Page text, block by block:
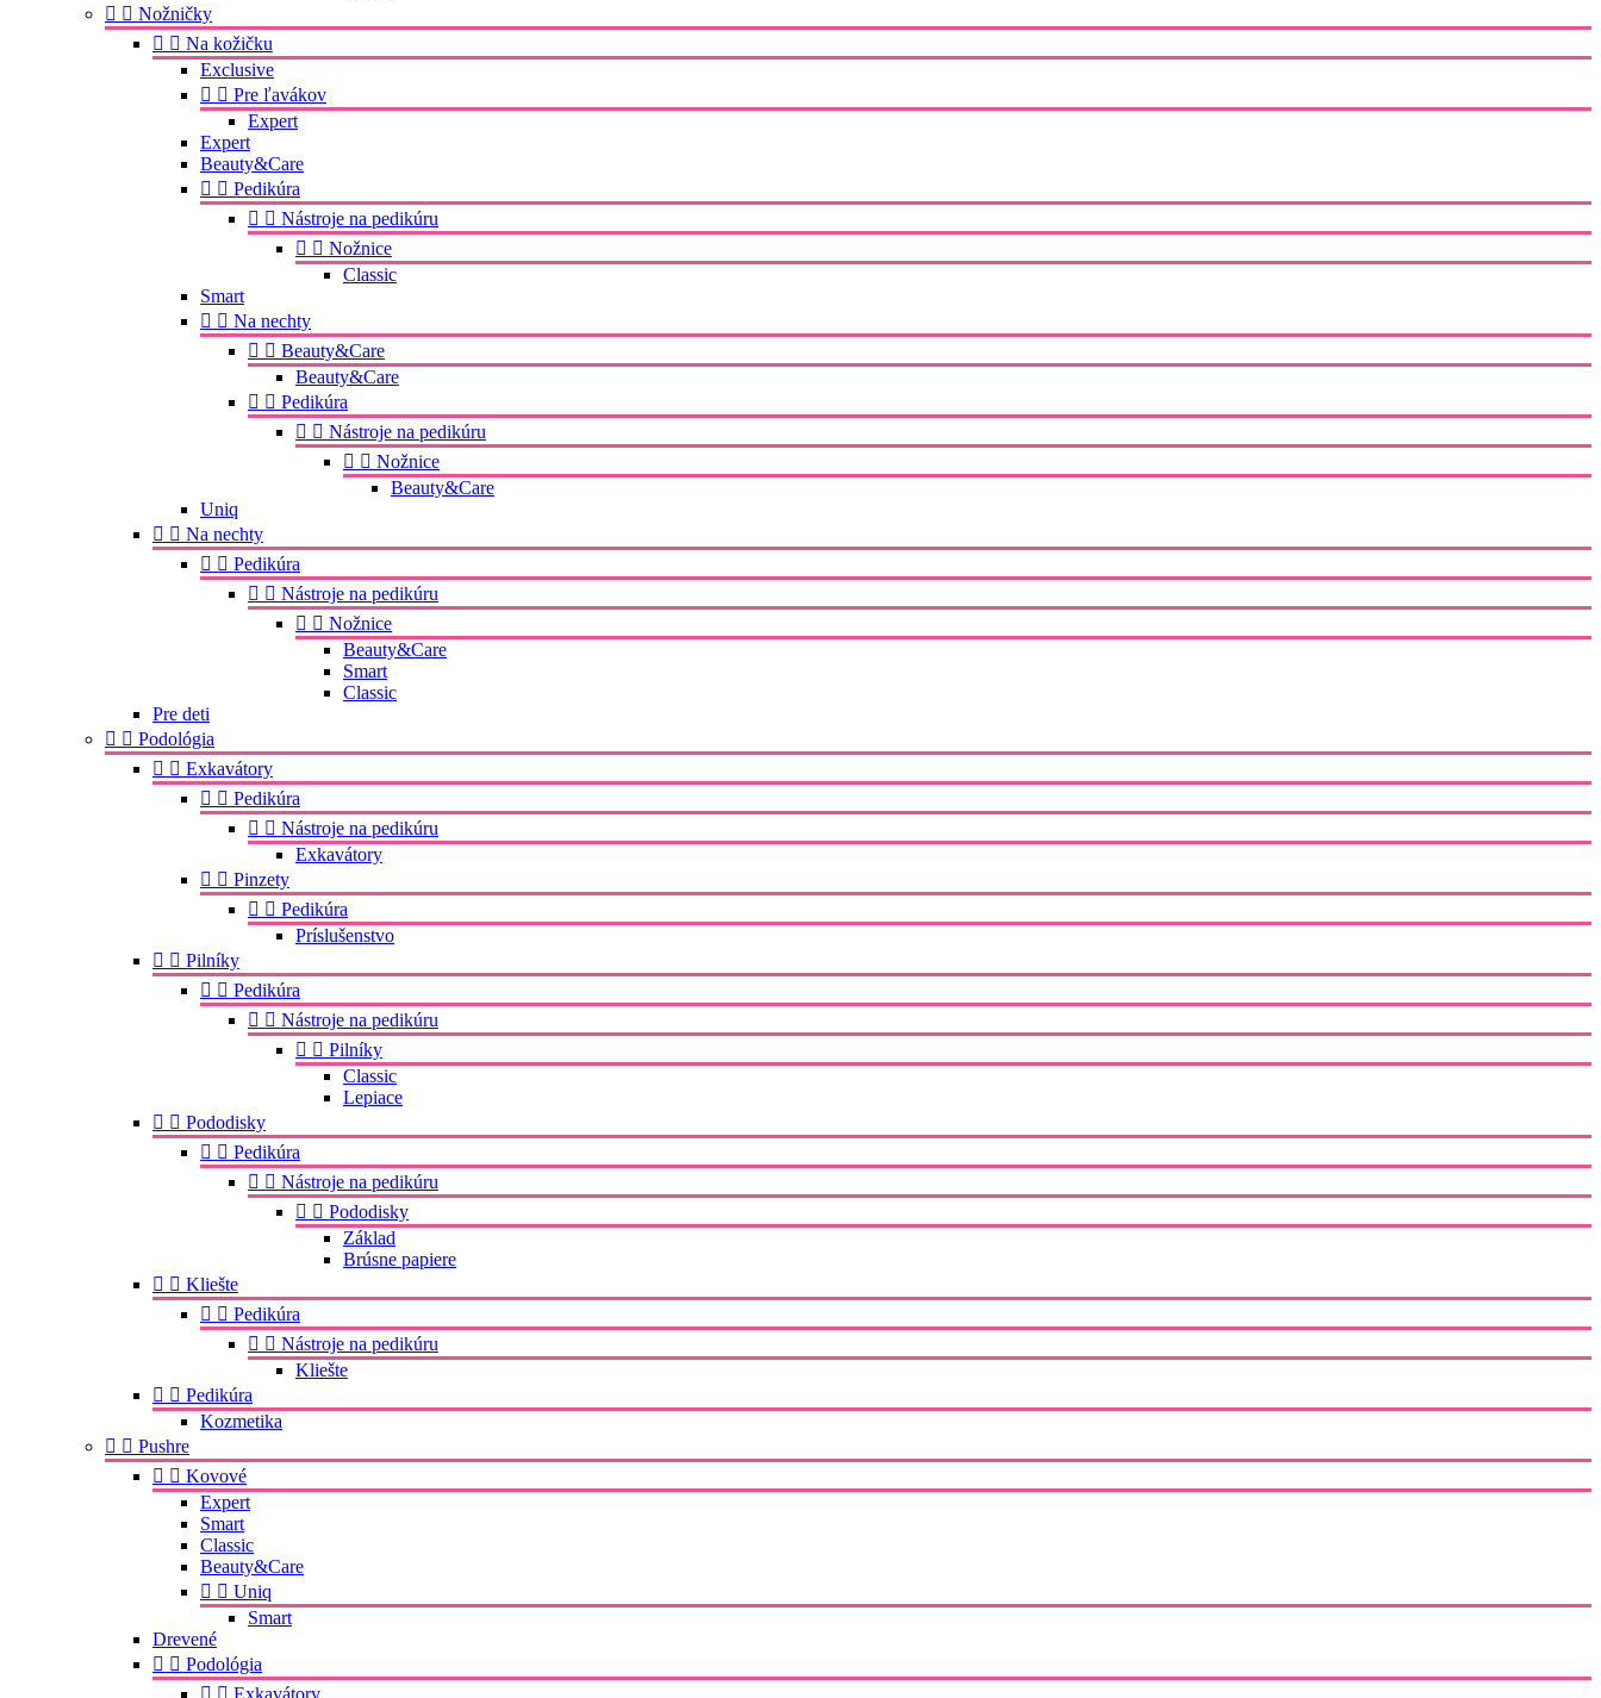
  Nožničky
  Na kožičku
Exclusive
  Pre ľavákov
Expert
Expert
Beauty&Care
  Pedikúra
  Nástroje na pedikúru
  Nožnice
Classic
Smart
  Na nechty
  Beauty&Care
Beauty&Care
  Pedikúra
  Nástroje na pedikúru
  Nožnice
Beauty&Care
Uniq
  Na nechty
  Pedikúra
  Nástroje na pedikúru
  Nožnice
Beauty&Care
Smart
Classic
Pre deti
  Podológia
  Exkavátory
  Pedikúra
  Nástroje na pedikúru
Exkavátory
  Pinzety
  Pedikúra
Príslušenstvo
  Pilníky
  Pedikúra
  Nástroje na pedikúru
  Pilníky
Classic
Lepiace
  Pododisky
  Pedikúra
  Nástroje na pedikúru
  Pododisky
Základ
Brúsne papiere
  Kliešte
  Pedikúra
  Nástroje na pedikúru
Kliešte
  Pedikúra
Kozmetika
  Pushre
  Kovové
Expert
Smart
Classic
Beauty&Care
  Uniq
Smart
Drevené
  Podológia
  Exkavátory